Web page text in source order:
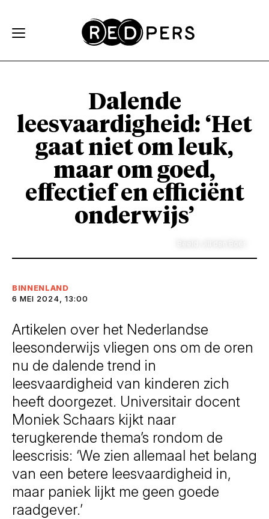
Dalende
leesvaardigheid: ‘Het
gaat niet om leuk,
maar om goed,
effectief en efficiënt
onderwijs’
BINNENLAND
6 MEI 2024, 13:00
Artikelen over het Nederlandse
leesonderwijs vliegen ons om de oren
nu de dalende trend in
leesvaardigheid van kinderen zich
heeft doorgezet. Universitair docent
Moniek Schaars kijkt naar
terugkerende thema’s rondom de
leescrisis: ‘We zien allemaal het belang
van een betere leesvaardigheid in,
maar paniek lijkt me geen goede
raadgever.’